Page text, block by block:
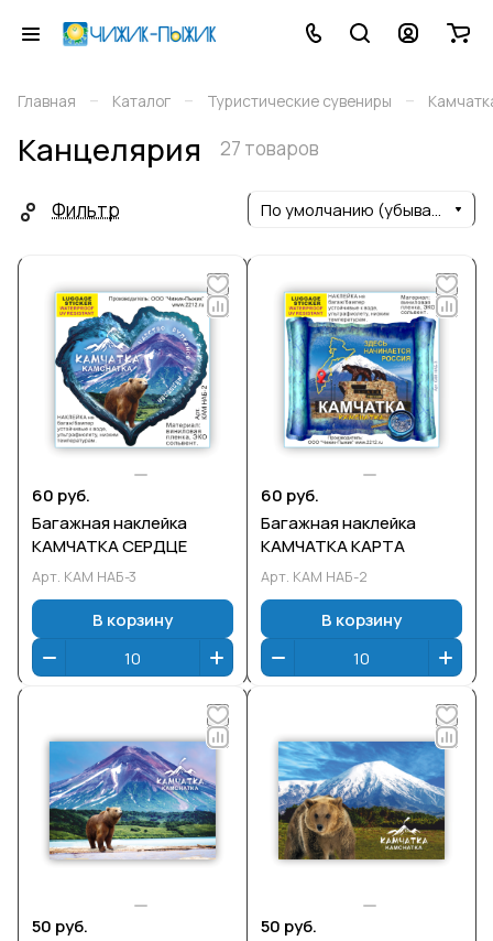
Главная – Каталог – Туристические сувениры –
Канцелярия 27 товаров
Фильтр По умолчанию (убывание)
60 руб.
Багажная наклейка
КАМЧАТКА СЕРДЦЕ
Арт. КАМ НАБ-3
В корзину
60 руб.
Багажная наклейка
КАМЧАТКА КАРТА
Арт. КАМ НАБ-2
В корзину
50 руб.
50 руб.